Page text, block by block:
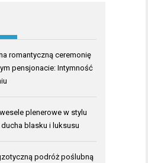
romantyczną ceremonię
pensjonacie: Intymność
plenerowe w stylu
blasku i luksusu
podróż poślubną